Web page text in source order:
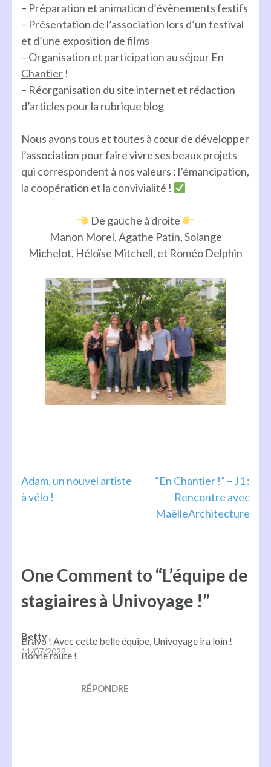
– Préparation et animation d’évènements festifs
– Présentation de l’association lors d’un festival
et d’une exposition de films
– Organisation et participation au séjour En
Chantier !
– Réorganisation du site internet et rédaction
d’articles pour la rubrique blog
Nous avons tous et toutes à cœur de développer
l’association pour faire vivre ses beaux projets
qui correspondent à nos valeurs : l’émancipation,
la coopération et la convivialité !
De gauche à droite
Manon Morel,Agathe Patin,Solange
Michelot, Héloïse Mitchell, et Roméo Delphin
Navigation
Adam, un nouvel artiste
à vélo !
“En Chantier !” – J1 :
Rencontre avec
MaëlleArchitecture
One Comment to “L’équipe de
stagiaires à Univoyage !”
Betty
11/07/2022
Bravo ! Avec cette belle équipe, Univoyage ira loin !
Bonne route !
RÉPONDRE